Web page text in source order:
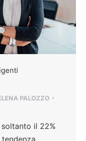
PALOZZO
il 22%